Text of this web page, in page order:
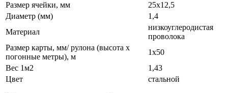
Размер ячейки, мм
25х12,5
Диаметр (мм)
1,4
Материал
низкоуглеродистая
проволока
Размер карты, мм/ рулона (высота х
погонные метры), м
1х50
Вес 1м2
1,43
Цвет
стальной